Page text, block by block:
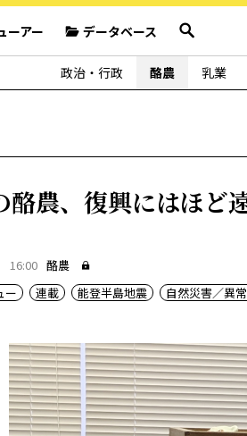
ーアー データベース
政治・行政 酪農 乳業
酪農、復興にはほど
16:00 酪農
ー
連載 能登半島地震 自然災害／異